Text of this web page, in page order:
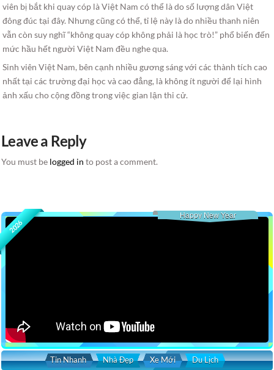
viên bị bắt khi quay cóp là Việt Nam có thể là do số lượng dân Việt
đông đúc tại đây. Nhưng cũng có thể, tỉ lệ này là do nhiều thanh niên
vẫn còn suy nghĩ “không quay cóp không phải là học trò!” phổ biến đến
mức hầu hết người Việt Nam đều nghe qua.
Sinh viên Việt Nam, bên cạnh nhiều gương sáng với các thành tích cao
nhất tại các trường đại học và cao đẳng, là không ít người để lại hình
ảnh xấu cho cộng đồng trong việc gian lận thi cử.
Leave a Reply
You must be logged in to post a comment.
2026
Happy New Year
Tin Nhanh Nhà Đẹp Xe Mới Du Lịch